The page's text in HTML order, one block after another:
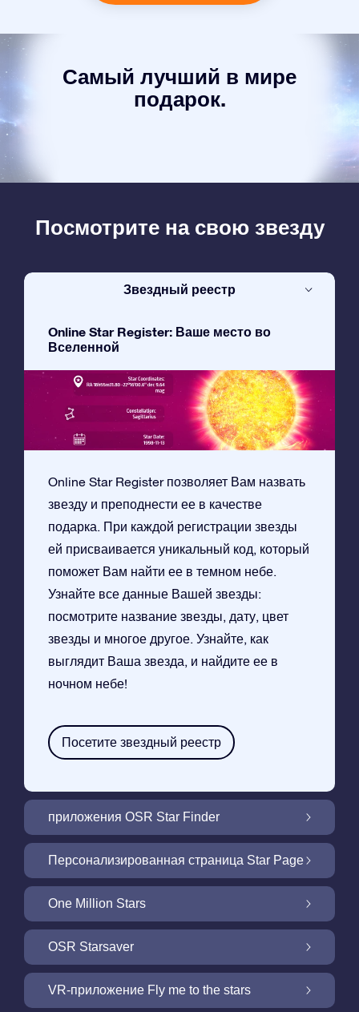
Самый лучший в мире
подарок.
Посмотрите на свою звезду
Звездный реестр
Online Star Register: Ваше место во
Вселенной
Online Star Register позволяет Вам назвать
звезду и преподнести ее в качестве
подарка. При каждой регистрации звезды
ей присваивается уникальный код, который
поможет Вам найти ее в темном небе.
Узнайте все данные Вашей звезды:
посмотрите название звезды, дату, цвет
звезды и многое другое. Узнайте, как
выглядит Ваша звезда, и найдите ее в
ночном небе!
Посетите звездный реестр
приложения OSR Star Finder
Найдите свою звезду на ночном небе с
Finder
Персонализированная страница Star Page
Персонализируйте свой подарок Star
Page
One Million Stars
One Million Stars: Исследуйте нашу
OSR Starsaver
Осветите свой экран с помощью OSR
VR-приложение Fly me to the stars